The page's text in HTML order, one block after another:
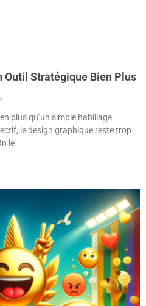
Outil Stratégique Bien Plus
plus qu’un simple habillage
le design graphique reste trop
le